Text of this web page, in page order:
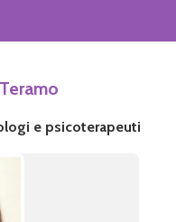
e psicoterapeuti